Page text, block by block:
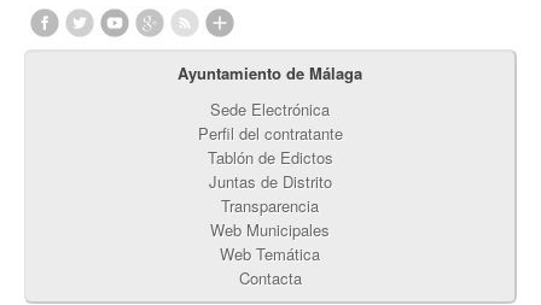
Ayuntamiento de Málaga
Sede Electrónica
Perfil del contratante
Tablón de Edictos
Juntas de Distrito
Transparencia
Web Municipales
Web Temática
Contacta